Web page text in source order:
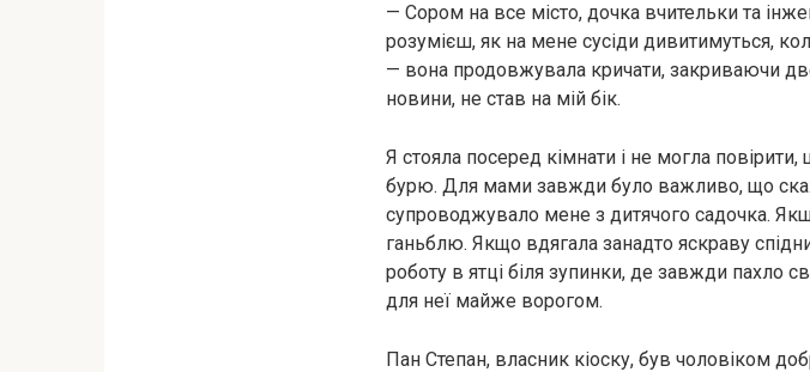
— Сором на все місто, дочка вчительки та
розумієш, як на мене сусіди дивитимуться,
— вона продовжувала кричати, закриваючи
новини, не став на мій бік.
Я стояла посеред кімнати і не могла
бурю. Для мами завжди було важливо, що
супроводжувало мене з дитячого садочка.
ганьблю. Якщо вдягала занадто яскраву
роботу в ятці біля зупинки, де завжди пахло
для неї майже ворогом.
Пан Степан, власник кіоску, був чоловіком